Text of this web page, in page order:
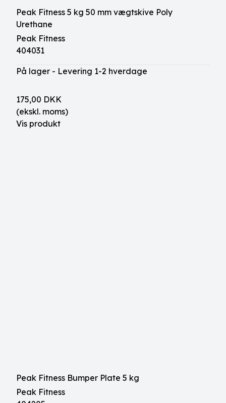
Peak Fitness 5 kg 50 mm vægtskive Poly
Urethane
Peak Fitness
404031
På lager - Levering 1-2 hverdage
175,00 DKK
(ekskl. moms)
Vis produkt
Peak Fitness Bumper Plate 5 kg
Peak Fitness